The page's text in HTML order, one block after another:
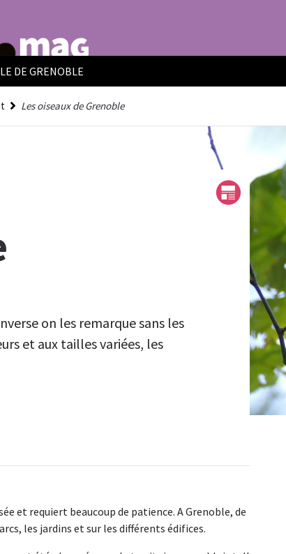
DE GRENOBLE
Les oiseaux de Grenoble
on les remarque sans les
et aux tailles variées, les
et requiert beaucoup de patience. A Grenoble, de
les jardins et sur les différents édifices.